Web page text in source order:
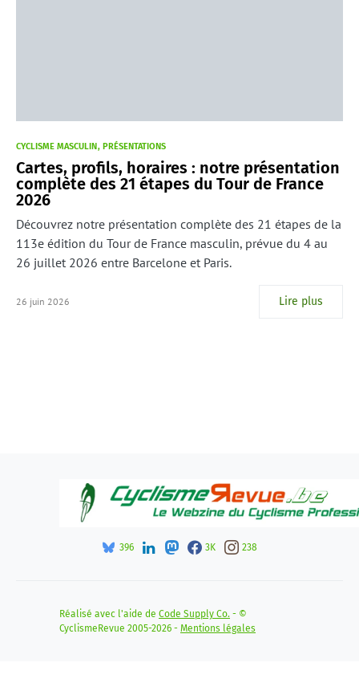
CYCLISME MASCULIN PRÉSENTATIONS
Cartes, profils, horaires : notre présentation
complète des 21 étapes du Tour de France
2026
Découvrez notre présentation complète des 21 étapes de la
113e édition du Tour de France masculin, prévue du 4 au
26 juillet 2026 entre Barcelone et Paris.
26 juin 2026 Lire plus
396 3K 238
Réalisé avec l'aide de Code Supply Co. - ©
CyclismeRevue 2005-2026 - Mentions légales